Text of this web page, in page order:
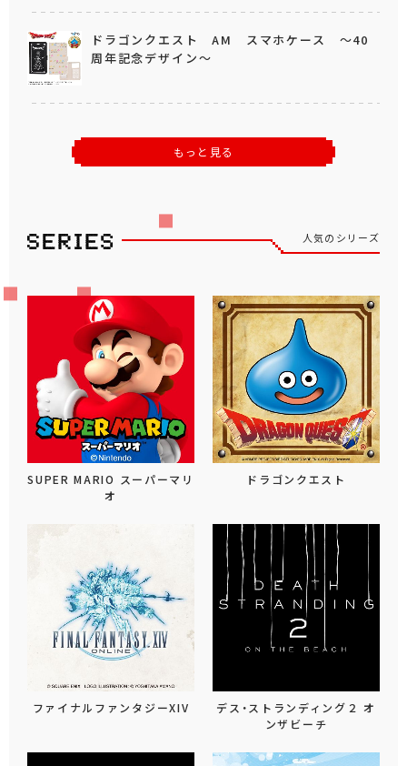
ドラゴンクエスト AM スマホケース ～40
周年記念デザイン～
もっと見る
人気のシリーズ
SUPER MARIO スーパーマリ
オ
ドラゴンクエスト
ファイナルファンタジーXIV
デス・ストランディング２ オ
ンザビーチ